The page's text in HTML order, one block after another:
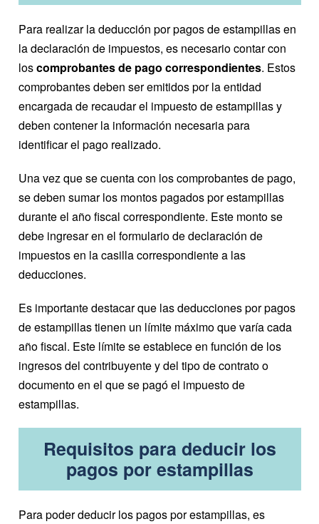
Para realizar la deducción por pagos de estampillas en
la declaración de impuestos, es necesario contar con
loscomprobantes de pago correspondientes. Estos
comprobantes deben ser emitidos por la entidad
encargada de recaudar el impuesto de estampillas y
deben contener la información necesaria para
identificar el pago realizado.
Una vez que se cuenta con los comprobantes de pago,
se deben sumar los montos pagados por estampillas
durante el año fiscal correspondiente. Este monto se
debe ingresar en el formulario de declaración de
impuestos en la casilla correspondiente a las
deducciones.
Es importante destacar que las deducciones por pagos
de estampillas tienen un límite máximo que varía cada
año fiscal. Este límite se establece en función de los
ingresos del contribuyente y del tipo de contrato o
documento en el que se pagó el impuesto de
estampillas.
Requisitos para deducir los
pagos por estampillas
Para poder deducir los pagos por estampillas, es